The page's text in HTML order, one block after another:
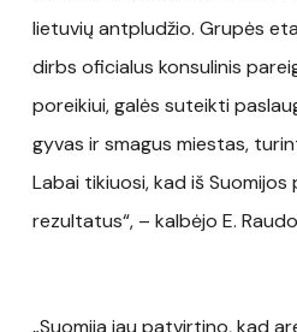
lietuvių antpludžio. Grupės
dirbs oficialus konsulinis
poreikiui, galės suteikti
gyvas ir smagus miestas,
Labai tikiuosi, kad iš Suomijos
rezultatus“, – kalbėjo E.
„Suomija jau patvirtino, kad